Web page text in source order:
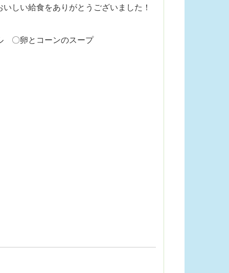
しい給食をありがとうございました！
〇卵とコーンのスープ